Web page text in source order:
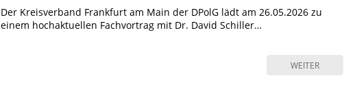
Der Kreisverband Frankfurt am Main der DPolG lädt am 26.05.2026 zu
einem hochaktuellen Fachvortrag mit Dr. David Schiller…
WEITER